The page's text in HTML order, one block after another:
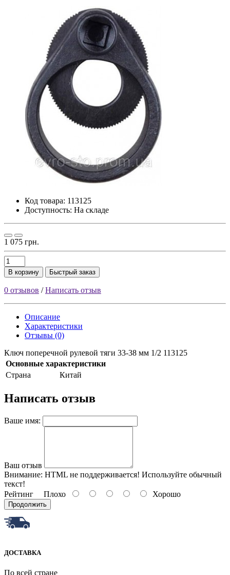
Код товара: 113125
Доступность: На складе
1 075 грн.
В корзину Быстрый заказ
0 отзывов /Написать отзыв
Описание
Характеристики
Отзывы (0)
Ключ поперечной рулевой тяги 33-38 мм 1/2 113125
Основные характеристики
Страна
Китай
Написать отзыв
Ваше имя:
Ваш отзыв
Внимание: HTML не поддерживается! Используйте обычный
текст!
Рейтинг Плохо Хорошо
Продолжить
ДОСТАВКА
По всей стране